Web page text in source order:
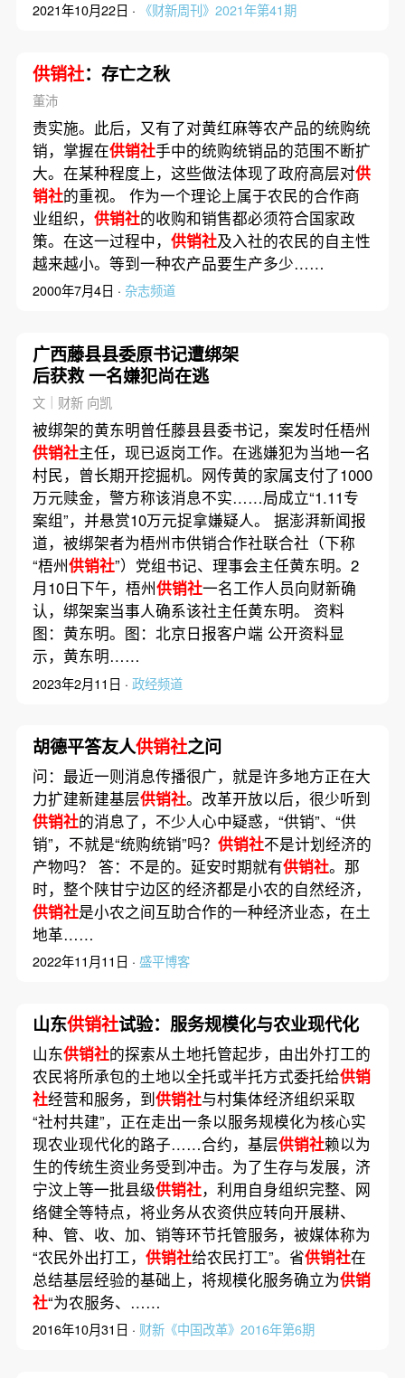
2021年10月22日 · 《财新周刊》2021年第41期
供销社：存亡之秋
董沛
责实施。此后，又有了对黄红麻等农产品的统购统
销，掌握在供销社手中的统购统销品的范围不断扩
大。在某种程度上，这些做法体现了政府高层对供
销社的重视。 作为一个理论上属于农民的合作商
业组织， 供销社的收购和销售都必须符合国家政
策。在这一过程中， 供销社及入社的农民的自主性
越来越小。等到一种农产品要生产多少……
2000年7月4日 · 杂志频道
广西藤县县委原书记遭绑架
后获救 一名嫌犯尚在逃
文｜财新 向凯
被绑架的黄东明曾任藤县县委书记，案发时任梧州
供销社主任，现已返岗工作。在逃嫌犯为当地一名
村民，曾长期开挖掘机。网传黄的家属支付了1000
万元赎金，警方称该消息不实……局成立“1.11专
案组”，并悬赏10万元捉拿嫌疑人。 据澎湃新闻报
道，被绑架者为梧州市供销合作社联合社（下称
“梧州供销社”）党组书记、理事会主任黄东明。2
月10日下午，梧州供销社一名工作人员向财新确
认，绑架案当事人确系该社主任黄东明。 资料
图：黄东明。图：北京日报客户端 公开资料显
示，黄东明……
2023年2月11日 · 政经频道
胡德平答友人供销社之问
问：最近一则消息传播很广，就是许多地方正在大
力扩建新建基层供销社。改革开放以后，很少听到
供销社的消息了，不少人心中疑惑，“供销”、“供
销”，不就是“统购统销”吗？ 供销社不是计划经济的
产物吗？ 答：不是的。延安时期就有供销社。那
时，整个陕甘宁边区的经济都是小农的自然经济，
供销社是小农之间互助合作的一种经济业态，在土
地革……
2022年11月11日 · 盛平博客
山东供销社试验：服务规模化与农业现代化
山东供销社的探索从土地托管起步，由出外打工的
农民将所承包的土地以全托或半托方式委托给供销
社经营和服务，到供销社与村集体经济组织采取
“社村共建”，正在走出一条以服务规模化为核心实
现农业现代化的路子……合约，基层供销社赖以为
生的传统生资业务受到冲击。为了生存与发展，济
宁汶上等一批县级供销社，利用自身组织完整、网
络健全等特点，将业务从农资供应转向开展耕、
种、管、收、加、销等环节托管服务，被媒体称为
“农民外出打工， 供销社给农民打工”。省供销社在
总结基层经验的基础上，将规模化服务确立为供销
社“为农服务、……
2016年10月31日 · 财新《中国改革》2016年第6期